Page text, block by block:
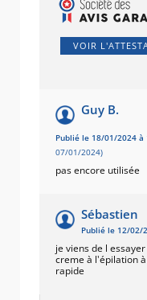
VOIR
Guy B.
Publié le 18/01/2024 à
07/01/2024)
pas encore utilisée
Sébastien
Publié le 12/02/
je viens de l
creme à l'épilation
rapide